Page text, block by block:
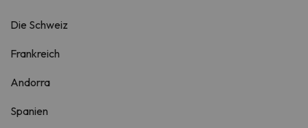
Die Schweiz
Frankreich
Andorra
Spanien